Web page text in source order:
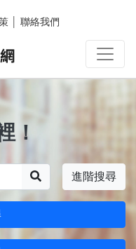
聯絡我們
！
進階搜尋